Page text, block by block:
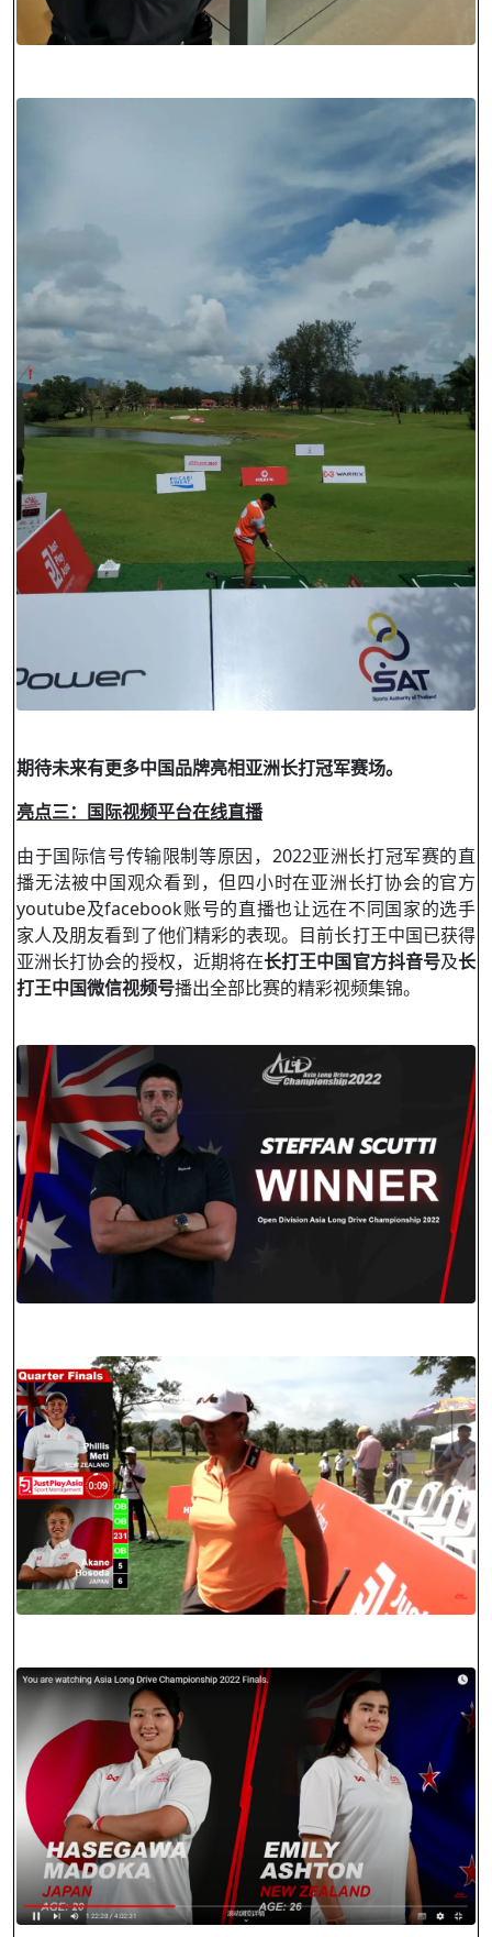
期待未来有更多中国品牌亮相亚洲长打冠军赛场。
亮点三：国际视频平台在线直播
由于国际信号传输限制等原因， 2022亚洲长打冠军赛的直
播无法被中国观众看到，但四小时在亚洲长打协会的官方
youtube及facebook账号的直播也让远在不同国家的选手
家人及朋友看到了他们精彩的表现。目前长打王中国已获得
亚洲长打协会的授权，近期将在长打王中国官方抖音号及长
打王中国微信视频号播出全部比赛的精彩视频集锦。